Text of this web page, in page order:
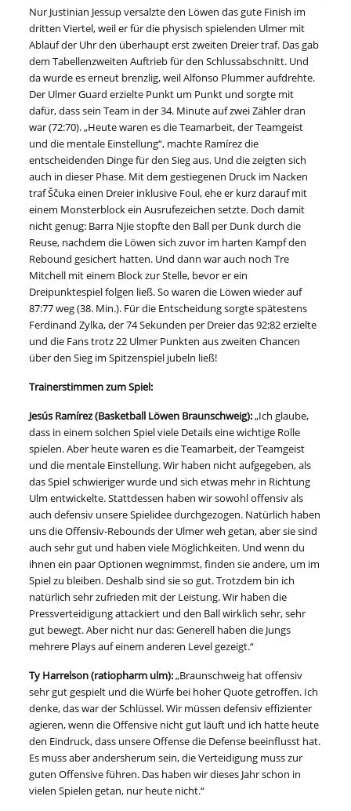
Nur Justinian Jessup versalzte den Löwen das gute Finish im
dritten Viertel, weil er für die physisch spielenden Ulmer mit
Ablauf der Uhr den überhaupt erst zweiten Dreier traf. Das gab
dem Tabellenzweiten Auftrieb für den Schlussabschnitt. Und
da wurde es erneut brenzlig, weil Alfonso Plummer aufdrehte.
Der Ulmer Guard erzielte Punkt um Punkt und sorgte mit
dafür, dass sein Team in der 34. Minute auf zwei Zähler dran
war (72:70). „Heute waren es die Teamarbeit, der Teamgeist
und die mentale Einstellung“, machte Ramírez die
entscheidenden Dinge für den Sieg aus. Und die zeigten sich
auch in dieser Phase. Mit dem gestiegenen Druck im Nacken
traf Ščuka einen Dreier inklusive Foul, ehe er kurz darauf mit
einem Monsterblock ein Ausrufezeichen setzte. Doch damit
nicht genug: Barra Njie stopfte den Ball per Dunk durch die
Reuse, nachdem die Löwen sich zuvor im harten Kampf den
Rebound gesichert hatten. Und dann war auch noch Tre
Mitchell mit einem Block zur Stelle, bevor er ein
Dreipunktespiel folgen ließ. So waren die Löwen wieder auf
87:77 weg (38. Min.). Für die Entscheidung sorgte spätestens
Ferdinand Zylka, der 74 Sekunden per Dreier das 92:82 erzielte
und die Fans trotz 22 Ulmer Punkten aus zweiten Chancen
über den Sieg im Spitzenspiel jubeln ließ!
Trainerstimmen zum Spiel:
Jesús Ramírez (Basketball Löwen Braunschweig):„Ich glaube,
dass in einem solchen Spiel viele Details eine wichtige Rolle
spielen. Aber heute waren es die Teamarbeit, der Teamgeist
und die mentale Einstellung. Wir haben nicht aufgegeben, als
das Spiel schwieriger wurde und sich etwas mehr in Richtung
Ulm entwickelte. Stattdessen haben wir sowohl offensiv als
auch defensiv unsere Spielidee durchgezogen. Natürlich haben
uns die Offensiv-Rebounds der Ulmer weh getan, aber sie sind
auch sehr gut und haben viele Möglichkeiten. Und wenn du
ihnen ein paar Optionen wegnimmst, finden sie andere, um im
Spiel zu bleiben. Deshalb sind sie so gut. Trotzdem bin ich
natürlich sehr zufrieden mit der Leistung. Wir haben die
Pressverteidigung attackiert und den Ball wirklich sehr, sehr
gut bewegt. Aber nicht nur das: Generell haben die Jungs
mehrere Plays auf einem anderen Level gezeigt.“
Ty Harrelson (ratiopharm ulm):„Braunschweig hat offensiv
sehr gut gespielt und die Würfe bei hoher Quote getroffen. Ich
denke, das war der Schlüssel. Wir müssen defensiv effizienter
agieren, wenn die Offensive nicht gut läuft und ich hatte heute
den Eindruck, dass unsere Offense die Defense beeinflusst hat.
Es muss aber andersherum sein, die Verteidigung muss zur
guten Offensive führen. Das haben wir dieses Jahr schon in
vielen Spielen getan, nur heute nicht.“